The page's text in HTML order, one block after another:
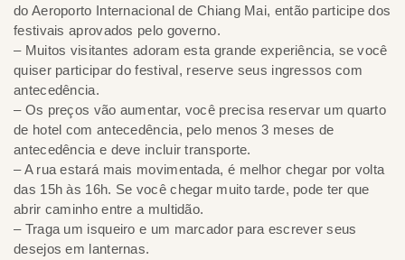
do Aeroporto Internacional de Chiang Mai, então participe dos
festivais aprovados pelo governo.
– Muitos visitantes adoram esta grande experiência, se você
quiser participar do festival, reserve seus ingressos com
antecedência.
– Os preços vão aumentar, você precisa reservar um quarto
de hotel com antecedência, pelo menos 3 meses de
antecedência e deve incluir transporte.
– A rua estará mais movimentada, é melhor chegar por volta
das 15h às 16h. Se você chegar muito tarde, pode ter que
abrir caminho entre a multidão.
– Traga um isqueiro e um marcador para escrever seus
desejos em lanternas.